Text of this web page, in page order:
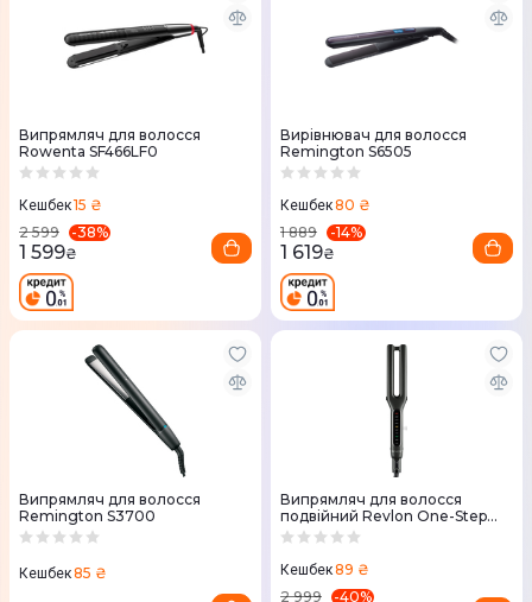
Випрямляч для волосся
Rowenta SF466LF0
Кешбек15 ₴
2 599
-38%
1 599₴
Вирівнювач для волосся
Remington S6505
Кешбек80 ₴
1 889
-14%
1 619₴
Випрямляч для волосся
Remington S3700
Кешбек85 ₴
Випрямляч для волосся
подвійний Revlon One-Step
double straight (RVST2204E)
Кешбек89 ₴
2 999
-40%